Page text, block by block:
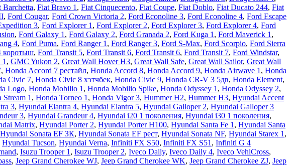
Barchetta, Fiat Bravo 1 , Fiat Cinquecento, Fiat Coupe, Fiat Doblo, Fiat Ducato 244, Fiat
, Ford Cougar, Ford Crown Victoria 2, Ford Econoline 3, Ford Econoline 4, Ford Escape
3, Ford Explorer 1 , Ford Explorer 2, Ford Explorer 3, Ford Explorer 4, Ford
, Ford Galaxy 1 , Ford Galaxy 2, Ford Granada 2, Ford Kuga 1 , Ford Maverick 1 ,
4, Ford Puma, Ford Ranger 1 , Ford Ranger 3, Ford S-Max, Ford Scorpio, Ford Sierra
коротыш, Ford Transit 5, Ford Transit 6, Ford Transit 6, Ford Transit 7, Ford Windstar,
, GMC Yukon 2, Great Wall Hover H3, Great Wall Safe, Great Wall Sailor, Great Wall
, Honda Accord 7 рестайл, Honda Accord 8, Honda Accord 9, Honda Airwave 1 , Honda
Civic 7, Honda Civic 8 хэтчбек, Honda Civic 9, Honda CR-V 3 5дв, Honda Element,
Logo, Honda Mobilio 1 , Honda Mobilio Spike, Honda Odyssey 1 , Honda Odyssey 2,
Stream 1 , Honda Torneo 1 , Honda Vigor 3, Hummer H2, Hummer H3, Hyundai Accent
3, Hyundai Elantra 4, Hyundai Elantra 5, Hyundai Galloper 2, Hyundai Galloper 3
3, Hyundai Grandeur 4, Hyundai i20 1 поколения, Hyundai i30 1 поколения,
Matrix, Hyundai Porter 2, Hyundai Porter H100, Hyundai Santa Fe 1 , Hyundai Santa
Hyundai Sonata EF ЗК, Hyundai Sonata EF рест, Hyundai Sonata NF, Hyundai Starex 1 ,
Hyundai Tucson, Hyundai Verna, Infiniti FX S50, Infiniti FX S51 , Infiniti G 4
, Isuzu Trooper 1 , Isuzu Trooper 2, Iveco Daily, Iveco Daily 4, Iveco VehiCross,
, Jeep Grand Cherokee WJ, Jeep Grand Cherokee WK, Jeep Grand Cherokee ZJ, Jeep